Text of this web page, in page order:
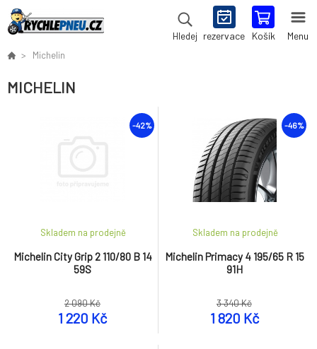
Hledej rezervace Košík Menu
Michelin
MICHELIN
-42%
Michelin City Grip 2 110/80 B 14
59S
Skladem na prodejně
2 090 Kč
1 220 Kč
-46%
Michelin Primacy 4 195/65 R 15
91H
Skladem na prodejně
3 340 Kč
1 820 Kč